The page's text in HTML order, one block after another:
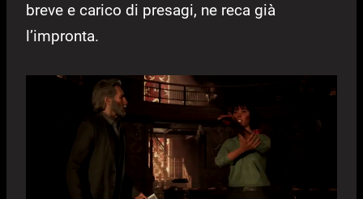
breve e carico di presagi, ne reca già
l’impronta.